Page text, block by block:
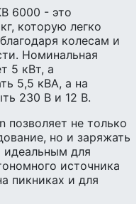
6000 - это
которую легко
колесам и
Номинальная
5 кВт, а
5,5 кВА, а на
230 В и 12 В.
позволяет не только
но и заряжать
идеальным для
источника
пикниках и для